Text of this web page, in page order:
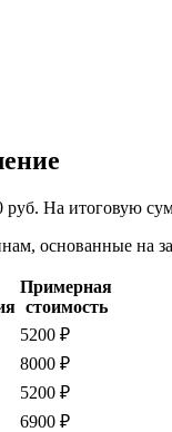
руб. На
основанные на
Примерная
стоимость
5200 ₽
8000 ₽
5200 ₽
6900 ₽